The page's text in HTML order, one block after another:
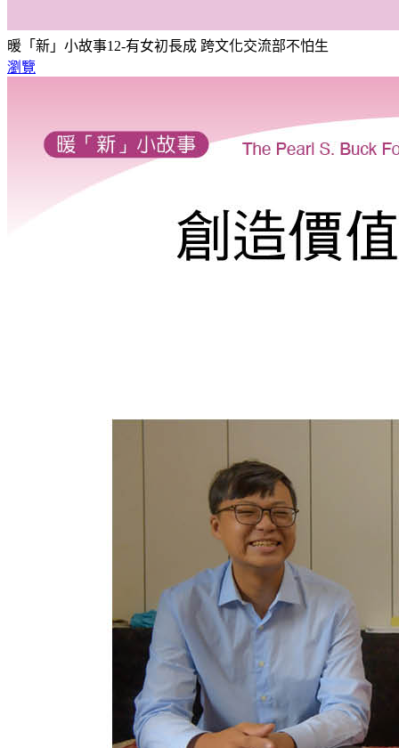
暖「新」小故事12-有女初長成 跨文化交流部不怕生
瀏覽